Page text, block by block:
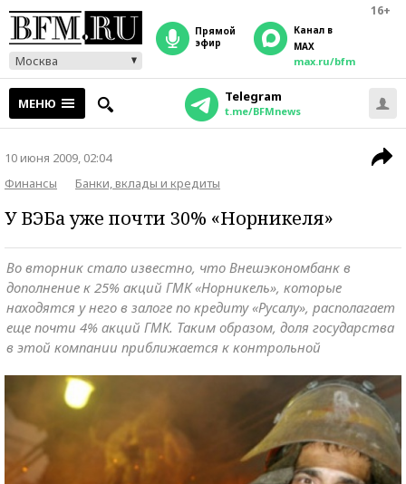
16+
Москва
прямой
эфир
Канал в
MAX
max.ru/bfm
МЕНЮ Telegram
t.me/BFMnews
10 июня 2009, 02:04
Финансы
Банки, вклады и кредиты
У ВЭБа уже почти 30% «Норникеля»
Во вторник стало известно, что Внешэкономбанк в
дополнение к 25% акций ГМК «Норникель», которые
находятся у него в залоге по кредиту «Русалу», располагает
еще почти 4% акций ГМК. Таким образом, доля государства
в этой компании приближается к контрольной